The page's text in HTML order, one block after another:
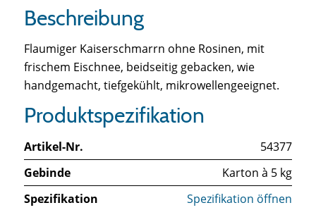
Beschreibung
Flaumiger Kaiserschmarrn ohne Rosinen, mit
frischem Eischnee, beidseitig gebacken, wie
handgemacht, tiefgekühlt, mikrowellengeeignet.
Produktspezifikation
Artikel-Nr.
54377
Gebinde
Karton à 5 kg
Spezifikation
Spezifikation öffnen